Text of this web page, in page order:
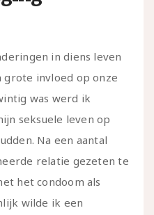
in diens leven
grote invloed op onze
was werd ik
seksuele leven op
Na een aantal
relatie gezeten te
het condoom als
wilde ik een